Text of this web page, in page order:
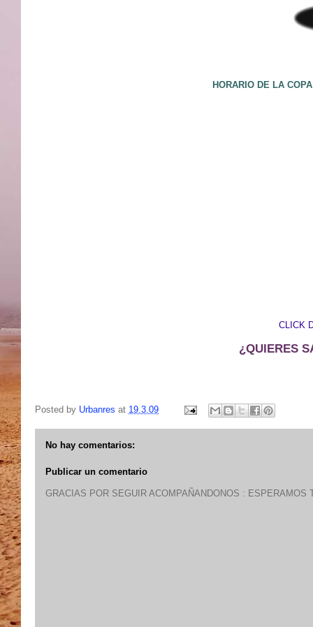
HORARIO DE LA
CLICK
¿QUIERES
Posted by Urbanres at 19.3.09
No hay comentarios:
Publicar un comentario
GRACIAS POR SEGUIR ACOMPAÑANDONOS : ESPERAMOS